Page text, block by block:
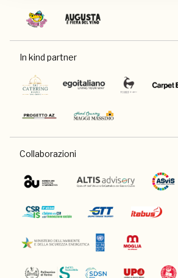
In kind partner
Collaborazioni